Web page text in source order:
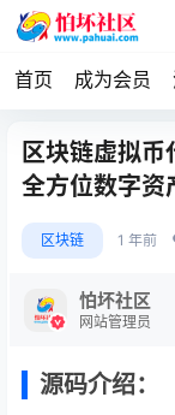
首页 成为会员
区块链虚拟
全方位数字资
区块链 1 年前
怕坏社区
网站管理员
源码介绍：